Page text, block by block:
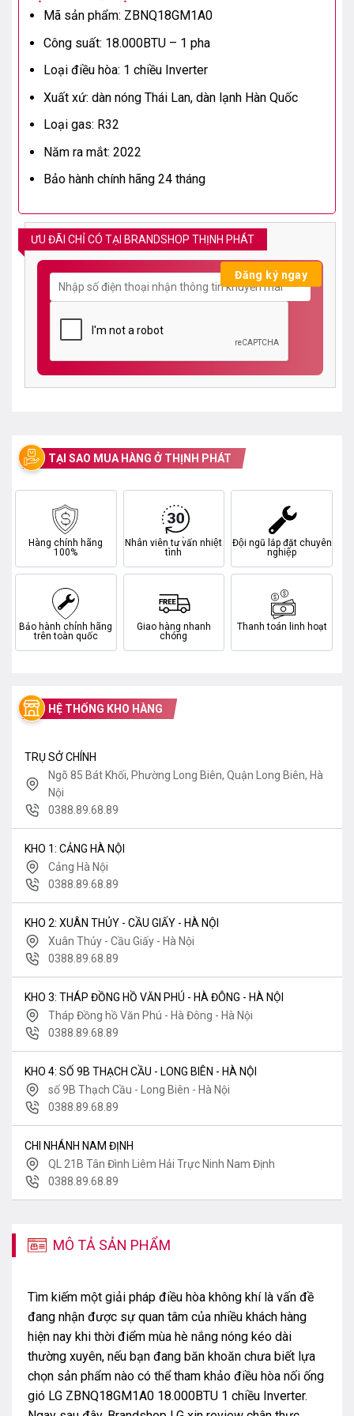
Mã sản phẩm: ZBNQ18GM1A0
Công suất: 18.000BTU – 1 pha
Loại điều hòa: 1 chiều Inverter
Xuất xứ: dàn nóng Thái Lan, dàn lạnh Hàn Quốc
Loại gas: R32
Năm ra mắt: 2022
Bảo hành chính hãng 24 tháng
ƯU ĐÃI CHỈ CÓ TẠI BRANDSHOP THỊNH PHÁT
TẠI SAO MUA HÀNG Ở THỊNH PHÁT
Hàng chính hãng
100%
Nhân viên tư vấn nhiệt
tình
Đội ngũ lắp đặt chuyên
nghiệp
Bảo hành chính hãng
trên toàn quốc
Giao hàng nhanh
chóng
Thanh toán linh hoạt
HỆ THỐNG KHO HÀNG
TRỤ SỞ CHÍNH
Ngõ 85 Bát Khối, Phường Long Biên, Quận Long Biên, Hà
Nội
0388.89.68.89
KHO 1: CẢNG HÀ NỘI
Cảng Hà Nội
0388.89.68.89
KHO 2: XUÂN THỦY - CẦU GIẤY - HÀ NỘI
Xuân Thủy - Cầu Giấy - Hà Nội
0388.89.68.89
KHO 3: THÁP ĐỒNG HỒ VĂN PHÚ - HÀ ĐÔNG - HÀ NỘI
Tháp Đồng hồ Văn Phú - Hà Đông - Hà Nội
0388.89.68.89
KHO 4: SỐ 9B THẠCH CẦU - LONG BIÊN - HÀ NỘI
số 9B Thạch Cầu - Long Biên - Hà Nội
0388.89.68.89
CHI NHÁNH NAM ĐỊNH
QL 21B Tân Đình Liêm Hải Trực Ninh Nam Định
0388.89.68.89
MÔ TẢ SẢN PHẨM
Tìm kiếm một giải pháp điều hòa không khí là vấn đề
đang nhận được sự quan tâm của nhiều khách hàng
hiện nay khi thời điểm mùa hè nắng nóng kéo dài
thường xuyên, nếu bạn đang băn khoăn chưa biết lựa
chọn sản phẩm nào có thể tham khảo điều hòa nối ống
gió LG ZBNQ18GM1A0 18.000BTU 1 chiều Inverter.